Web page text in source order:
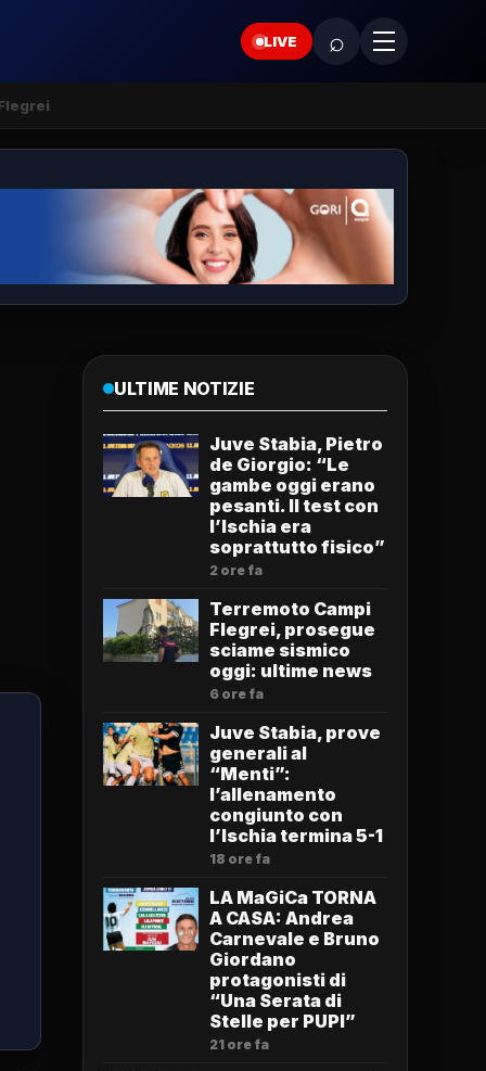
LIVE ⌕
ULTIME NOTIZIE
Juve Stabia, Pietro
de Giorgio: “Le
gambe oggi erano
pesanti. Il test con
l’Ischia era
soprattutto fisico”
2 ore fa
Terremoto Campi
Flegrei, prosegue
sciame sismico
oggi: ultime news
6 ore fa
Juve Stabia, prove
generali al
“Menti”:
l’allenamento
congiunto con
l’Ischia termina 5-1
18 ore fa
LA MaGiCa TORNA
A CASA: Andrea
Carnevale e Bruno
Giordano
protagonisti di
“Una Serata di
Stelle per PUPI”
21 ore fa